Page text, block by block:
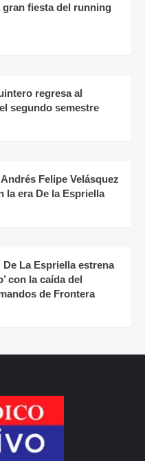
gran fiesta del running
regresa al
segundo semestre
Felipe Velásquez
la era De la Espriella
La Espriella estrena
con la caída del
de Frontera